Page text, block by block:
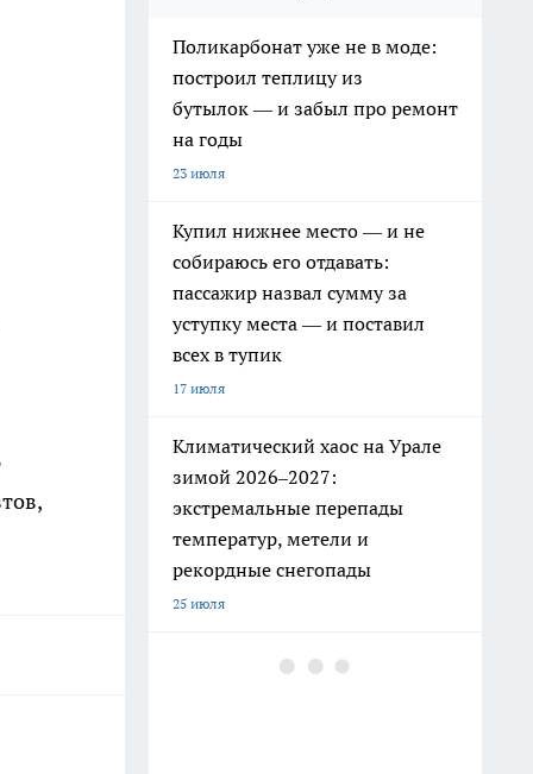
Поликарбонат уже не в моде:
построил теплицу из
бутылок — и забыл про ремонт
на годы
23 июля
Купил нижнее место — и не
собираюсь его отдавать:
пассажир назвал сумму за
уступку места — и поставил
всех в тупик
17 июля
Климатический хаос на Урале
зимой 2026–2027:
экстремальные перепады
температур, метели и
рекордные снегопады
25 июля
РЖД ужесточили правила: эти